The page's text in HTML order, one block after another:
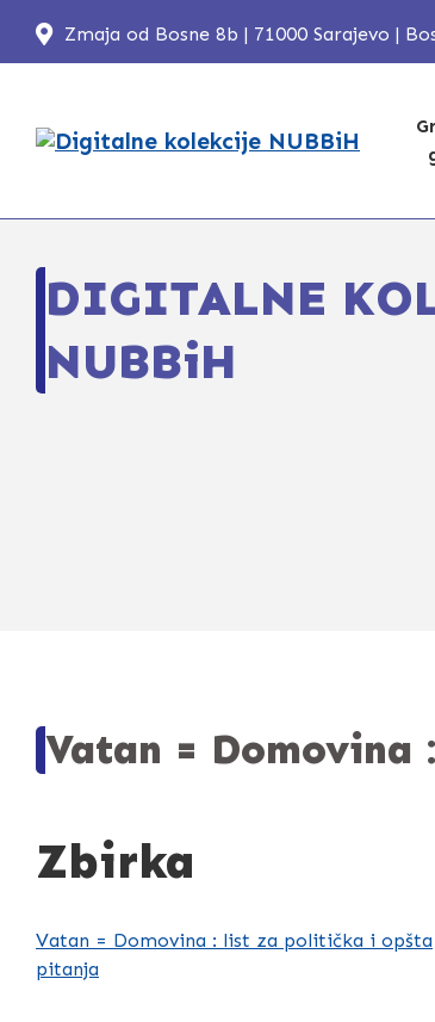
Zmaja od Bosne 8b | 71000 Sarajevo |
DIGITALNE
NUBBiH
Vatan =
Zbirka
Vatan = Domovina : list za politička i opšta
pitanja